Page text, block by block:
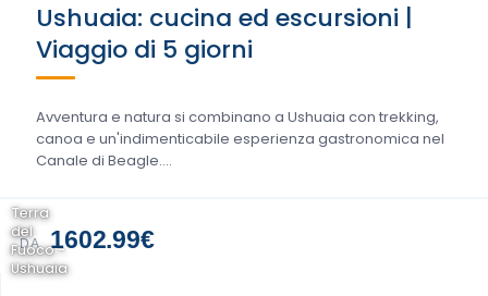
Ushuaia: cucina ed escursioni |
Viaggio di 5 giorni
Avventura e natura si combinano a Ushuaia con trekking,
canoa e un'indimenticabile esperienza gastronomica nel
Canale di Beagle....
DA 1602.99€
Terra
del
Fuoco -
Ushuaia